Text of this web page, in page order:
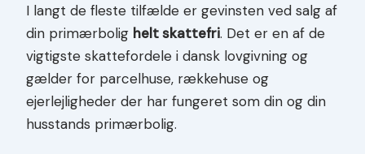
I langt de fleste tilfælde er gevinsten ved salg af
din primærbolig helt skattefri. Det er en af de
vigtigste skattefordele i dansk lovgivning og
gælder for parcelhuse, rækkehuse og
ejerlejligheder der har fungeret som din og din
husstands primærbolig.